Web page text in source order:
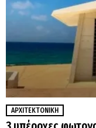
ΑΡΧΙΤΕΚΤΟΝΙΚΉ